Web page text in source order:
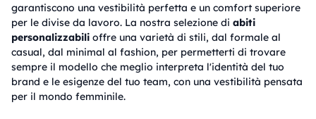
garantiscono una vestibilità perfetta e un comfort superiore
per le divise da lavoro. La nostra selezione di abiti
personalizzabili offre una varietà di stili, dal formale al
casual, dal minimal al fashion, per permetterti di trovare
sempre il modello che meglio interpreta l'identità del tuo
brand e le esigenze del tuo team, con una vestibilità pensata
per il mondo femminile.